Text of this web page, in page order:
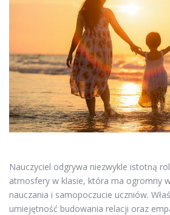
Nauczyciel odgrywa niezwykle istotną
atmosfery w klasie, która ma ogromny
nauczania i samopoczucie uczniów.
umiejętność budowania relacji oraz